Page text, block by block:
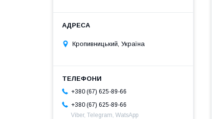
Кропивницький, Україна
+380 (67) 625-89-66
+380 (67) 625-89-66
Viber, Telegram, WatsApp